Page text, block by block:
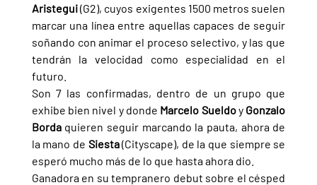
Aristegui (G2), cuyos exigentes 1500 metros suelen
marcar una línea entre aquellas capaces de seguir
soñando con animar el proceso selectivo, y las que
tendrán la velocidad como especialidad en el
futuro.
Son 7 las confirmadas, dentro de un grupo que
exhibe bien nivel y donde Marcelo Sueldo y Gonzalo
Borda quieren seguir marcando la pauta, ahora de
la mano de Siesta (Cityscape), de la que siempre se
esperó mucho más de lo que hasta ahora dio.
Ganadora en su tempranero debut sobre el césped